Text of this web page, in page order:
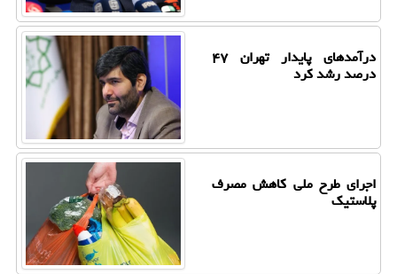
درآمدهای پایدار تهران ۴۷
درصد رشد کرد
اجرای طرح ملی کاهش مصرف
پلاستیک